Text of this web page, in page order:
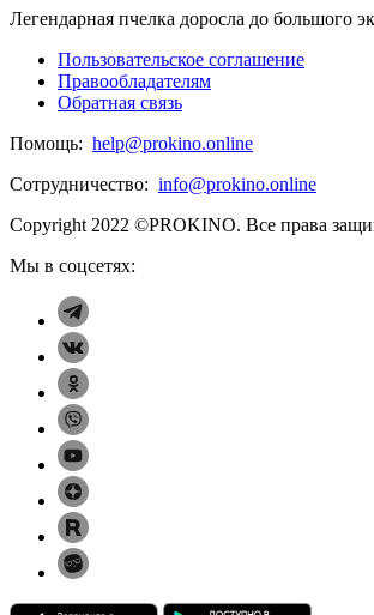
Легендарная пчелка доросла до большого
Пользовательское соглашение
Правообладателям
Обратная связь
Помощь: help@prokino.online
Сотрудничество: info@prokino.online
Copyright 2022 ©PROKINO. Все права
Мы в соцсетях: